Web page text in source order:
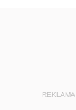
REKLAMA